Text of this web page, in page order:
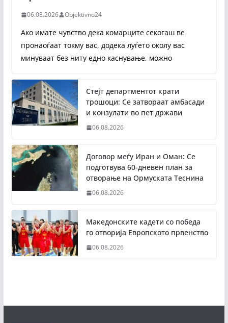
06.08.2026 Objektivno24
Ако имате чувство дека комарците секогаш ве
пронаоѓаат токму вас, додека луѓето околу вас
минуваат без ниту едно каснување, можно
Стејт департментот крати
трошоци: Се затвораат амбасади
и конзулати во пет држави
06.08.2026
Договор меѓу Иран и Оман: Се
подготвува 60-дневен план за
отворање на Ормуската Теснина
06.08.2026
Македонските кадети со победа
го отворија Европското првенство
06.08.2026